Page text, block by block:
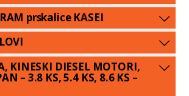
prskalice KASEI
KINESKI DIESEL MOTORI,
– 3.8 KS, 5.4 KS, 8.6 KS –